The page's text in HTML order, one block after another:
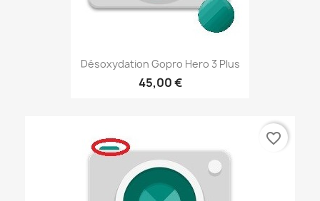
Désoxydation Gopro Hero 3 Plus
45,00 €
favorite_border